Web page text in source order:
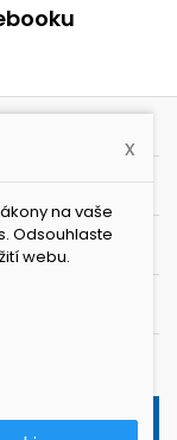

x
na vaše
Odsouhlaste
webu.